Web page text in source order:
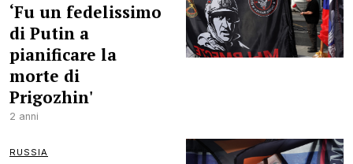
‘Fu un fedelissimo
di Putin a
pianificare la
morte di
Prigozhin'
2 anni
RUSSIA